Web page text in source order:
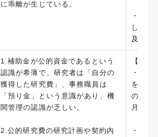
に乖離が生じている。
・「
し、統
及び事
1.補助金が公的資金であるという
認識が希薄で、研究者は「自分の
獲得した研究費」、事務職員は
「預り金」という意識があり、機
関管理の認識が乏しい。
2.公的研究費の研究計画や契約内
【実施
・教
を制定
の適正
月）
・研